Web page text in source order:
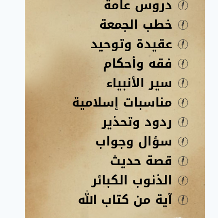
دروس عامة
خطب الجمعة
عقيدة وتوحيد
فقه وأحكام
سير الأنبياء
مناسبات إسلامية
ردود وتحذير
سؤال وجواب
قصة حديث
الذنوب الكبائر
آية من كتاب الله